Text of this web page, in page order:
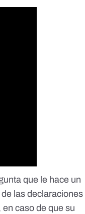
que le hace un
las declaraciones
caso de que su